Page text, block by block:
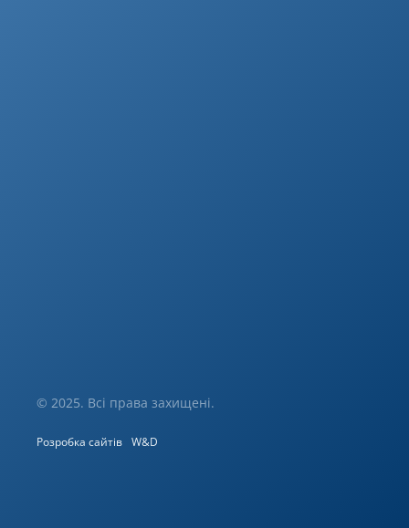
© 2025. Всі права захищені.
Розробка сайтів W&D